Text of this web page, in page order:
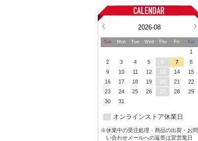
2026-08
Sun Mon Tue Wed Thu Fri Sat
1
2
3 4 5 6 7
8
9
10 11 12 13 14
15
16
17 18 19 20 21
22
23
24 25 26 27 28
29
30
31
オンラインストア休業日
※休業中の受注処理・商品の出荷・お問
い合わせメールへの返答は翌営業日